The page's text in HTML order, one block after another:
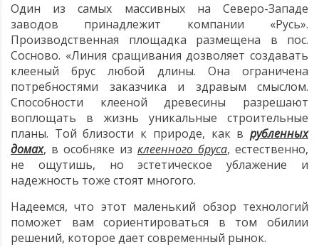
Один из самых массивных на Северо-Западе
заводов принадлежит компании «Русь».
Производственная площадка размещена в пос.
Сосново. «Линия сращивания дозволяет создавать
клееный брус любой длины. Она ограничена
потребностями заказчика и здравым смыслом.
Способности клееной древесины разрешают
воплощать в жизнь уникальные строительные
планы. Той близости к природе, как в рубленных
домах, в особняке из клеенного бруса, естественно,
не ощутишь, но эстетическое ублажение и
надежность тоже стоят многого.
Надеемся, что этот маленький обзор технологий
поможет вам сориентироваться в том обилии
решений, которое дает современный рынок.